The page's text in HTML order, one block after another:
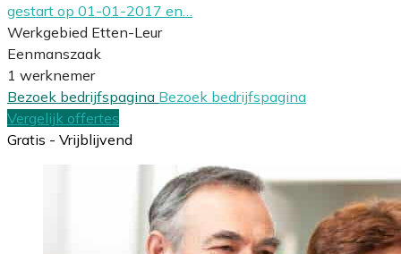
gestart op 01-01-2017 en…
Werkgebied Etten-Leur
Eenmanszaak
1 werknemer
Bezoek bedrijfspagina Bezoek bedrijfspagina
Vergelijk offertes
Gratis - Vrijblijvend